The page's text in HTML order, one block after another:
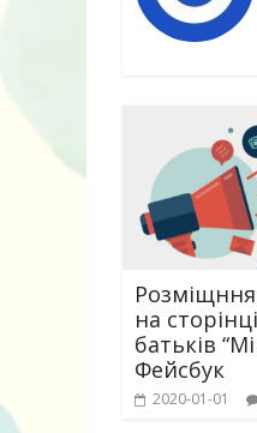
на
батьків
Фейсбук
2020-01-01